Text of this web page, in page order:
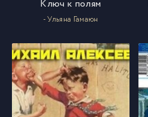
Ключ к полям
- Ульяна Гамаюн